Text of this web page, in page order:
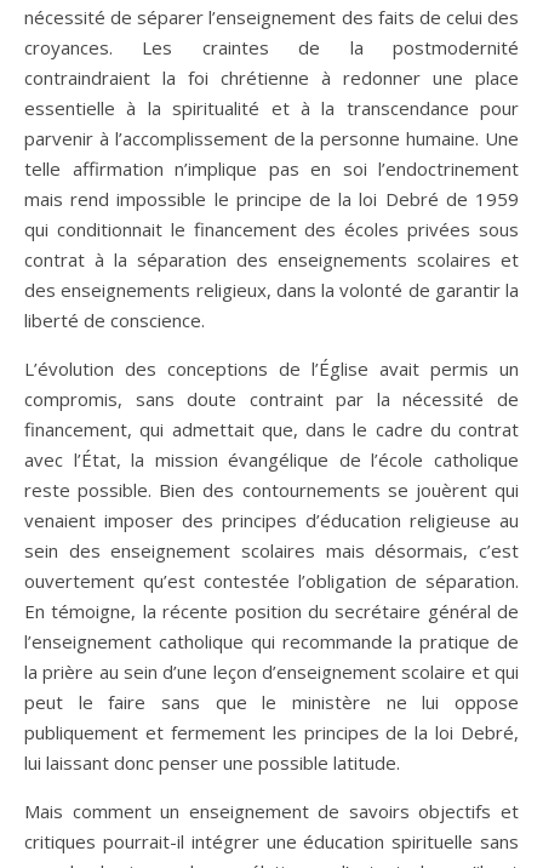
nécessité de séparer l’enseignement des faits de celui des
croyances. Les craintes de la postmodernité
contraindraient la foi chrétienne à redonner une place
essentielle à la spiritualité et à la transcendance pour
parvenir à l’accomplissement de la personne humaine. Une
telle affirmation n’implique pas en soi l’endoctrinement
mais rend impossible le principe de la loi Debré de 1959
qui conditionnait le financement des écoles privées sous
contrat à la séparation des enseignements scolaires et
des enseignements religieux, dans la volonté de garantir la
liberté de conscience.
L’évolution des conceptions de l’Église avait permis un
compromis, sans doute contraint par la nécessité de
financement, qui admettait que, dans le cadre du contrat
avec l’État, la mission évangélique de l’école catholique
reste possible. Bien des contournements se jouèrent qui
venaient imposer des principes d’éducation religieuse au
sein des enseignement scolaires mais désormais, c’est
ouvertement qu’est contestée l’obligation de séparation.
En témoigne, la récente position du secrétaire général de
l’enseignement catholique qui recommande la pratique de
la prière au sein d’une leçon d’enseignement scolaire et qui
peut le faire sans que le ministère ne lui oppose
publiquement et fermement les principes de la loi Debré,
lui laissant donc penser une possible latitude.
Mais comment un enseignement de savoirs objectifs et
critiques pourrait-il intégrer une éducation spirituelle sans